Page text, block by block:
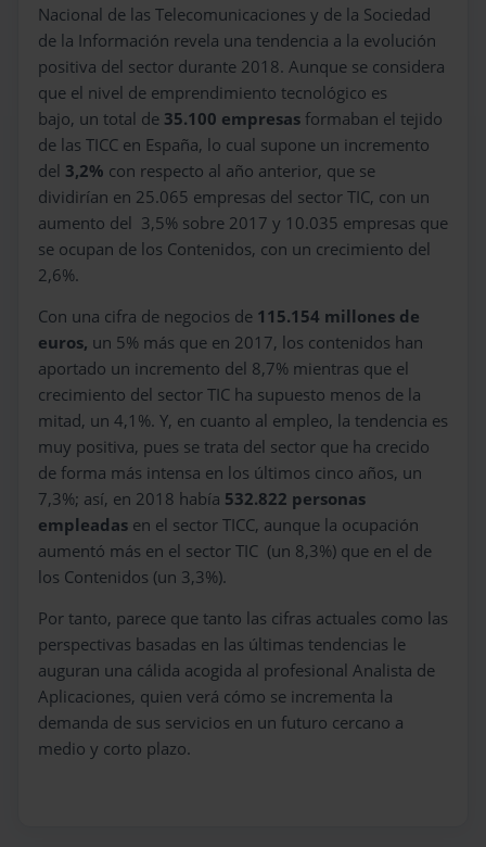
Nacional de las Telecomunicaciones y de la Sociedad
de la Información revela una tendencia a la evolución
positiva del sector durante 2018. Aunque se considera
que el nivel de emprendimiento tecnológico es
bajo, un total de 35.100 empresas formaban el tejido
de las TICC en España, lo cual supone un incremento
del 3,2% con respecto al año anterior, que se
dividirían en 25.065 empresas del sector TIC, con un
aumento del 3,5% sobre 2017 y 10.035 empresas que
se ocupan de los Contenidos, con un crecimiento del
2,6%.
Con una cifra de negocios de 115.154 millones de
euros, un 5% más que en 2017, los contenidos han
aportado un incremento del 8,7% mientras que el
crecimiento del sector TIC ha supuesto menos de la
mitad, un 4,1%. Y, en cuanto al empleo, la tendencia es
muy positiva, pues se trata del sector que ha crecido
de forma más intensa en los últimos cinco años, un
7,3%; así, en 2018 había 532.822 personas
empleadas en el sector TICC, aunque la ocupación
aumentó más en el sector TIC (un 8,3%) que en el de
los Contenidos (un 3,3%).
Por tanto, parece que tanto las cifras actuales como las
perspectivas basadas en las últimas tendencias le
auguran una cálida acogida al profesional Analista de
Aplicaciones, quien verá cómo se incrementa la
demanda de sus servicios en un futuro cercano a
medio y corto plazo.